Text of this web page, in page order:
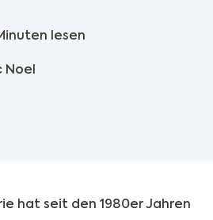
lesen
Noel
hat seit den 1980er Jahren